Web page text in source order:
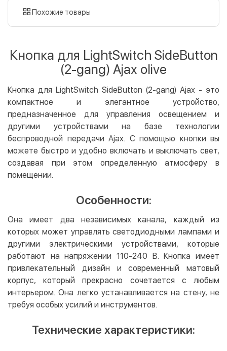
картой
LiqPay
Google Pay
Безналичный расчет
Оплата на карту юр.лица
Оплата на счет юр.лица
Бесплатно
Мгновенная рассрочка (Приватбанк)
Покупка частями (Монобанк)
Похожие товары
Кнопка для LightSwitch SideButton
(2-gang) Ajax olive
Кнопка для LightSwitch SideButton (2-gang) Ajax - это
компактное и элегантное устройство,
предназначенное для управления освещением и
другими устройствами на базе технологии
беспроводной передачи Ajax. С помощью кнопки вы
можете быстро и удобно включать и выключать свет,
создавая при этом определенную атмосферу в
помещении.
Особенности:
Она имеет два независимых канала, каждый из
которых может управлять светодиодными лампами и
другими электрическими устройствами, которые
работают на напряжении 110-240 В. Кнопка имеет
привлекательный дизайн и современный матовый
корпус, который прекрасно сочетается с любым
интерьером. Она легко устанавливается на стену, не
требуя особых усилий и инструментов.
Технические характеристики: